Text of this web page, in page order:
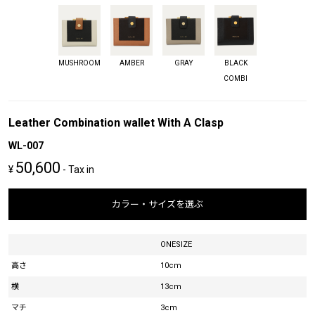
Leather Combination wallet With A Clasp
WL-007
¥ 50,600 - Tax in
カラー・サイズを選ぶ
高さ
横
マチ
ONESIZE
10cm
13cm
3cm
MUSHROOM AMBER GRAY
BLACK
COMBI